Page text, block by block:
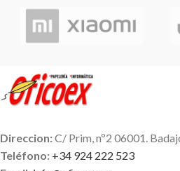
Clip metálico. Punta de bola
con trazo medio. Uni-Ball
tiene los bolígrafos y roller de
un precio muy económico.
Recomendable 100%
Direccion:C/ Prim, nº2 06001.
Teléfono: +34 924 222 523